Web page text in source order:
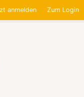
anmelden Zum Login